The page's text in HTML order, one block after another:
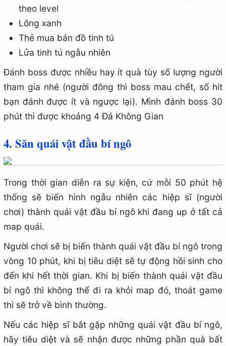
theo level
Lông xanh
Thẻ mua bán đồ tinh tú
Lửa tinh tú ngẫu nhiên
Đánh boss được nhiều hay ít quà tùy số lượng người
tham gia nhé (người đông thì boss mau chết, số hit
bạn đánh được ít và ngược lại). Mình đánh boss 30
phút thì được khoảng 4 Đá Không Gian
4. Săn quái vật đầu bí ngô
Trong thời gian diễn ra sự kiện, cứ mỗi 50 phút hệ
thống sẽ biến hình ngẫu nhiên các hiệp sĩ (người
chơi) thành quái vật đầu bí ngô khi đang up ở tất cả
map quái.
Người chơi sẽ bị biến thành quái vật đầu bí ngô trong
vòng 10 phút, khi bị tiêu diệt sẽ tự động hồi sinh cho
đến khi hết thời gian. Khi bị biến thành quái vật đầu
bí ngô thì không thể đi ra khỏi map đó, thoát game
thì sẽ trở về bình thường.
Nếu các hiệp sĩ bắt gặp những quái vật đầu bí ngô,
hãy tiêu diệt và sẽ nhận được những phần quà bất